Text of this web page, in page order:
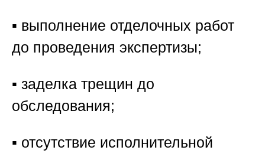
▪️ выполнение отделочных работ
до проведения экспертизы;
▪️ заделка трещин до
обследования;
▪️ отсутствие исполнительной